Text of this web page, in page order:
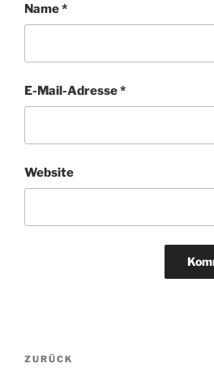
Name*
E-Mail-Adresse*
Website
Beitragsnavigation
Vorheriger
ZURÜCK